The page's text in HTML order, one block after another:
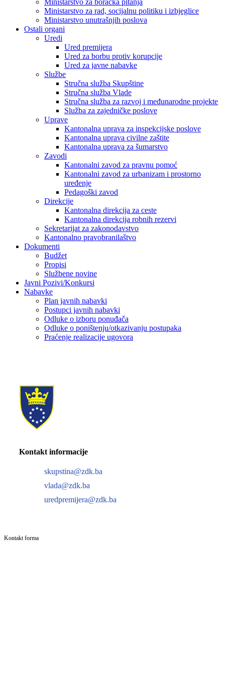
Ministarstvo za boračka pitanja
Ministarstvo za rad, socijalnu politiku i izbjeglice
Ministarstvo unutrašnjih poslova
Ostali organi
Uredi
Ured premijera
Ured za borbu protiv korupcije
Ured za javne nabavke
Službe
Stručna služba Skupštine
Stručna služba Vlade
Stručna služba za razvoj i međunarodne projekte
Služba za zajedničke poslove
Uprave
Kantonalna uprava za inspekcijske poslove
Kantonalna uprava civilne zaštite
Kantonalna uprava za šumarstvo
Zavodi
Kantonalni zavod za pravnu pomoć
Kantonalni zavod za urbanizam i prostorno
uređenje
Pedagoški zavod
Direkcije
Kantonalna direkcija za ceste
Kantonalna direkcija robnih rezervi
Sekretarijat za zakonodavstvo
Kantonalno pravobranilaštvo
Dokumenti
Budžet
Propisi
Službene novine
Javni Pozivi/Konkursi
Nabavke
Plan javnih nabavki
Postupci javnih nabavki
Odluke o izboru ponuđača
Odluke o poništenju/otkazivanju postupaka
Praćenje realizacije ugovora
Kontakt informacije
skupstina@zdk.ba
vlada@zdk.ba
uredpremijera@zdk.ba
Kontakt forma